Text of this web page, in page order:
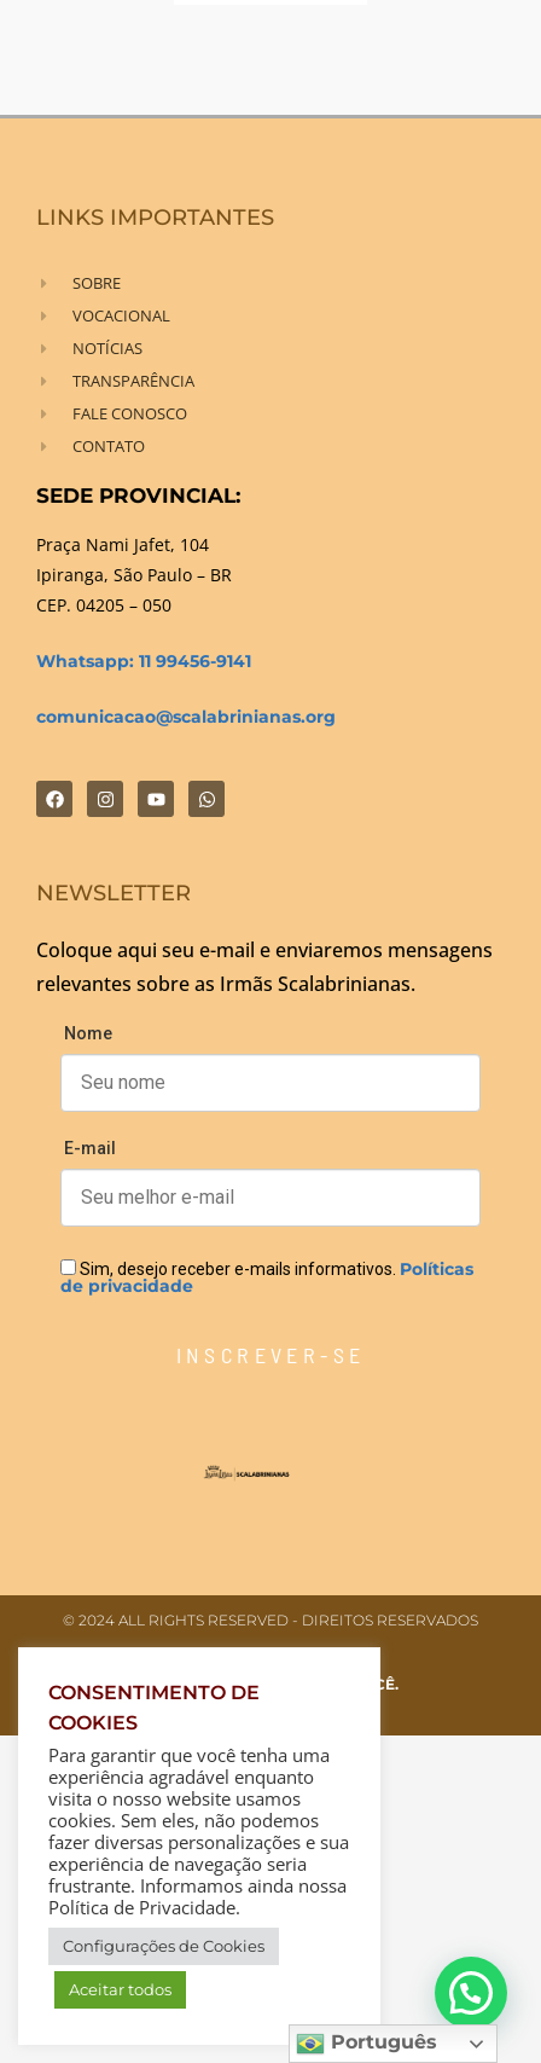
LINKS IMPORTANTES
SOBRE
VOCACIONAL
NOTÍCIAS
TRANSPARÊNCIA
FALE CONOSCO
CONTATO
SEDE PROVINCIAL:
Praça Nami Jafet, 104
Ipiranga, São Paulo – BR
CEP. 04205 – 050
Whatsapp: 11 99456-9141
comunicacao@scalabrinianas.org
NEWSLETTER
Coloque aqui seu e-mail e enviaremos mensagens
relevantes sobre as Irmãs Scalabrinianas.
Nome
E-mail
Sim, desejo receber e-mails informativos. Políticas
de privacidade
INSCREVER-SE
© 2024 ALL RIGHTS RESERVED​ - DIREITOS RESERVADOS
FEITO COM AMOR, PARA VOCÊ.
CONSENTIMENTO DE
COOKIES
Para garantir que você tenha uma
experiência agradável enquanto
visita o nosso website usamos
cookies. Sem eles, não podemos
fazer diversas personalizações e sua
experiência de navegação seria
frustrante. Informamos ainda nossa
Política de Privacidade.
Configurações de Cookies
Aceitar todos
Português